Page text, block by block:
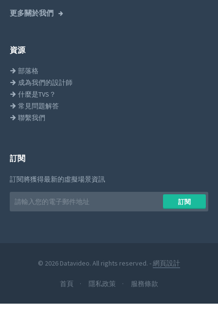
更多關於我們
資源
部落格
成為我們的設計師
什麼是TVS？
常見問題解答
聯繫我們
訂閱
訂閱將獲得最新的虛擬場景資訊
Email
address
訂閱
© 2026 Datavideo. All rights reserved. -網頁設計
首頁 隱私政策 服務條款